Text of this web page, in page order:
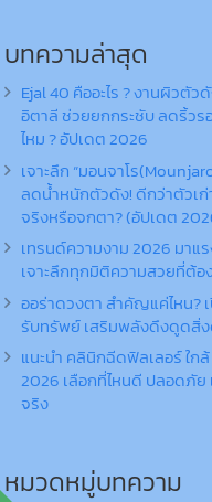
บทความล่าสุด
Ejal 40 คืออะไร ? งานผิวตัว
อิตาลี ช่วยยกกระชับ ลดริ้วร
ไหม ? อัปเดต 2026
เจาะลึก “มอนจาโร
ลดน้ำหนักตัวดัง! ดีกว่าตัวเก่
จริงหรือจกตา? (อัปเดต
เทรนด์ความงาม 2026 มาแ
เจาะลึกทุกมิติความสวยที่ต้อ
ออร่าดวงตา สำคัญแค่ไหน?
รับทรัพย์ เสริมพลังดึงดูดสิ่
แนะนำ คลินิกฉีดฟิลเลอร์ ใกล้
2026 เลือกที่ไหนดี ปลอดภัย
จริง
หมวดหมู่บทความ